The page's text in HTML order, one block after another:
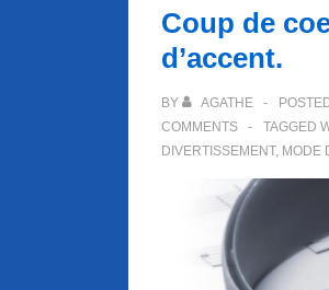
Coup de
d’accent.
BY AGATHE
COMMENTS
TAGGED
DIVERTISSEMENT, MODE